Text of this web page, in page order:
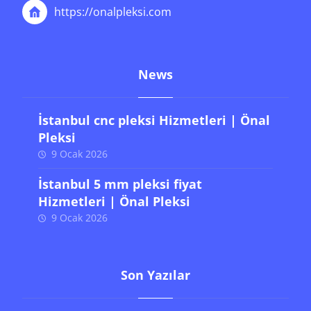
https://onalpleksi.com
News
İstanbul cnc pleksi Hizmetleri | Önal
Pleksi
9 Ocak 2026
İstanbul 5 mm pleksi fiyat
Hizmetleri | Önal Pleksi
9 Ocak 2026
Son Yazılar